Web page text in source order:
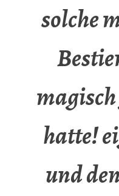
solche
hatte!
und